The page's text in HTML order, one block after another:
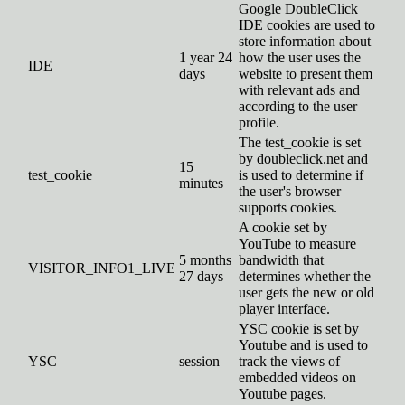
IDE
1 year 24
days
Google DoubleClick
IDE cookies are used to
store information about
how the user uses the
website to present them
with relevant ads and
according to the user
profile.
test_cookie
15
minutes
The test_cookie is set
by doubleclick.net and
is used to determine if
the user's browser
supports cookies.
VISITOR_INFO1_LIVE
5 months
27 days
A cookie set by
YouTube to measure
bandwidth that
determines whether the
user gets the new or old
player interface.
YSC session
YSC cookie is set by
Youtube and is used to
track the views of
embedded videos on
Youtube pages.